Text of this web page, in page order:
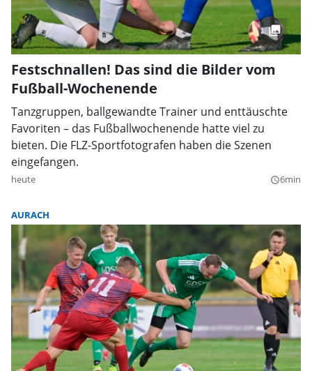
Festschnallen! Das sind die Bilder vom
Fußball-Wochenende
Tanzgruppen, ballgewandte Trainer und enttäuschte
Favoriten – das Fußballwochenende hatte viel zu
bieten. Die FLZ-Sportfotografen haben die Szenen
eingefangen.
heute query_builder6min
AURACH